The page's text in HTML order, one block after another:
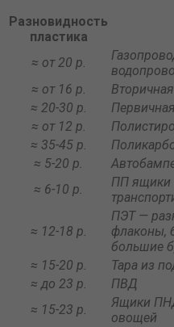
Разновидность
пластика
≈ от 20 р.
≈ от 16 р.
≈ 20-30 р.
≈ от 12 р.
≈ 35-45 р.
≈ 5-20 р.
≈ 6-10 р.
ПП ящики
≈ 12-18 р.
ПЭТ —
флаконы,
большие
≈ 15-20 р.
Тара из
≈ до 23 р.
ПВД
≈ 15-23 р.
Ящики
овощей